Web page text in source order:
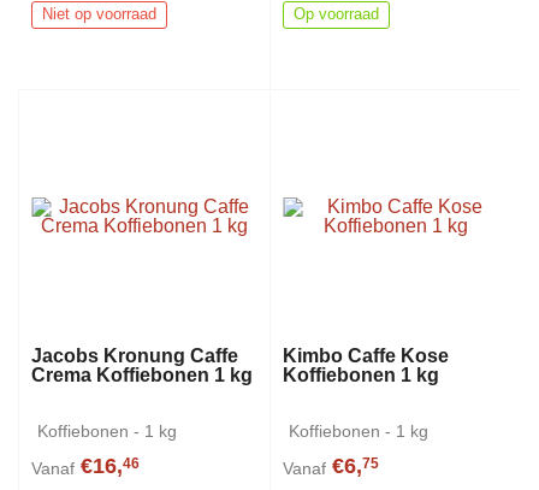
Niet op voorraad Op voorraad
Jacobs Kronung Caffe
Crema Koffiebonen 1 kg
Koffiebonen - 1 kg
Vanaf €16,46
Kimbo Caffe Kose
Koffiebonen 1 kg
Koffiebonen - 1 kg
Vanaf €6,75